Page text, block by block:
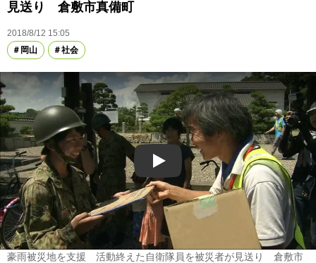
見送り 倉敷市真備町
2018/8/12 15:05
岡山
社会
Play
豪雨被災地を支援 活動終えた自衛隊員を被災者が見送り 倉敷市